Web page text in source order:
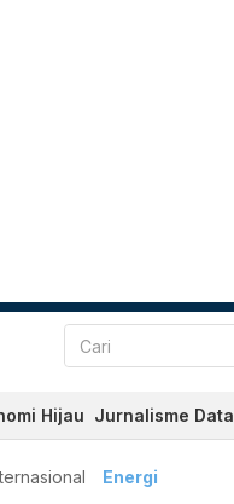
Hijau Jurnalisme Data
Energi